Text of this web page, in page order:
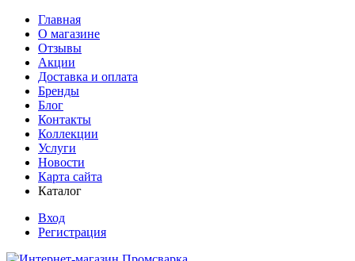
Главная
О магазине
Отзывы
Акции
Доставка и оплата
Бренды
Блог
Контакты
Коллекции
Услуги
Новости
Карта сайта
Каталог
Вход
Регистрация